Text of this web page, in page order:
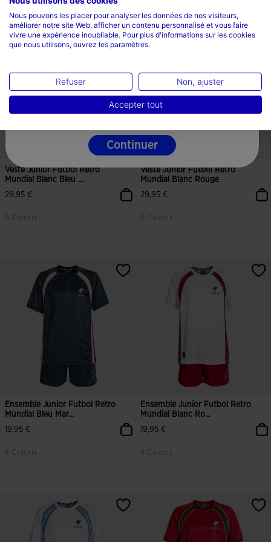
Veste Junior Futbol Retro
Mundial Blanc Bleu ...
29,95 €
6 Coloris
Veste Junior Futbol Retro
Mundial Blanc Rouge
29,95 €
6 Coloris
Ensemble Junior Futbol Retro
Mundial Bleu Mar...
19,95 €
6 Coloris
Ensemble Junior Futbol Retro
Mundial Blanc Ro...
19,95 €
6 Coloris
Sélectionnez un pays et une langue
Pays
La France
Langue
Français
Continuer
Nous pouvons les placer pour analyser les données de nos visiteurs,
améliorer notre site Web, afficher un contenu personnalisé et vous faire
vivre une expérience inoubliable. Pour plus d'informations sur les cookies
que nous utilisons, ouvrez les paramètres.
Refuser Non, ajuster
Accepter tout